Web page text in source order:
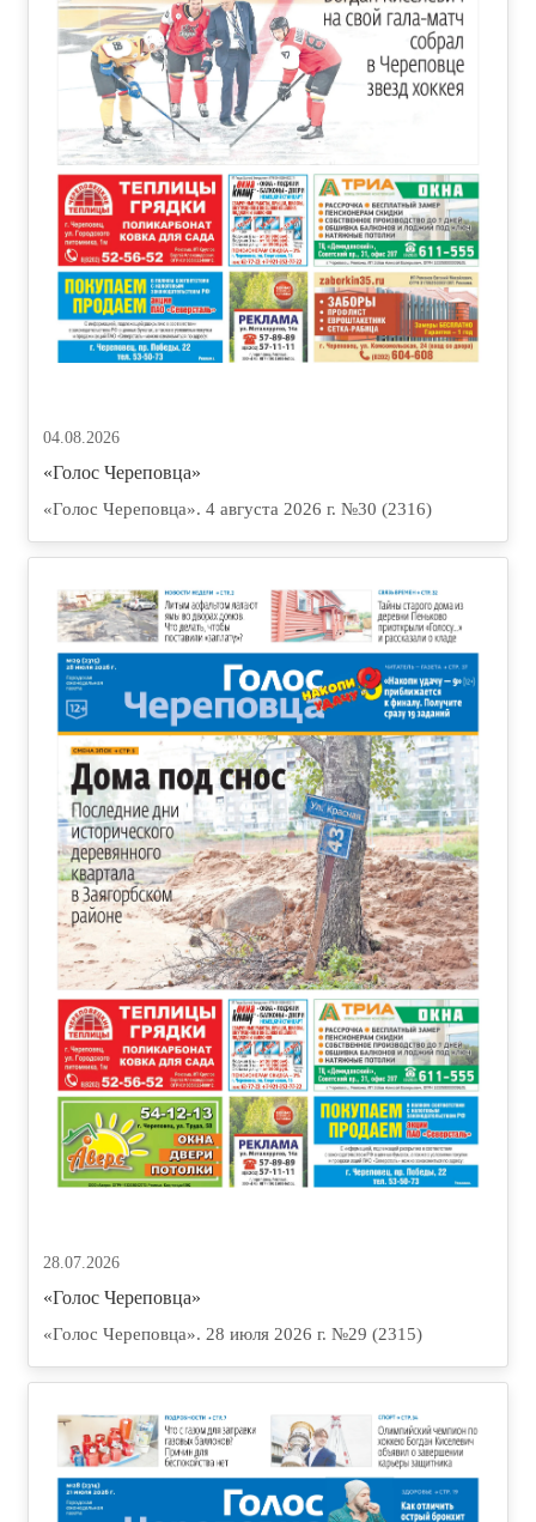
04.08.2026
«Голос Череповца»
«Голос Череповца». 4 августа 2026 г. №30 (2316)
28.07.2026
«Голос Череповца»
«Голос Череповца». 28 июля 2026 г. №29 (2315)